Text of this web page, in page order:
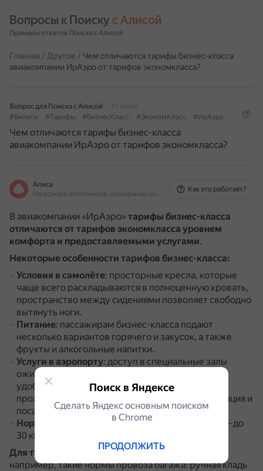
Вопросы к Поиску с Алисой
Примеры ответов Поиска с Алисой
Главная / Другое / Чем отличаются тарифы бизнес-класса
авиакомпании ИрАэро от тарифов экономкласса?
Вопрос для Поиска с Алисой
31 июля
#Билеты
#Тарифы #БизнесКласс #ЭкономКласс #ИрАэро
Чем отличаются тарифы бизнес-класса
авиакомпании ИрАэро от тарифов экономкласса?
Алиса
На основе источников, возможны неточности
Как это работает?
В авиакомпании «ИрАэро» тарифы бизнес-класса
отличаются от тарифов экономкласса уровнем
комфорта и предоставляемыми услугами.
Некоторые особенности тарифов бизнес-класса:
Условия в самолёте: просторные кресла, которые
чаще всего раскладываются в полноценную кровать,
пространство между сидениями позволяет свободно
вытянуть ноги.
Питание: пассажирам бизнес-класса подают
несколько вариантов горячего и закусок, а также
фрукты и алкогольные напитки.
Услуги в аэропорту: доступ в специальные залы
ожидания с бесплатным питанием, напитками и
удобными рабочими зонами, ускоренное
прохождение досмотра, приоритетная регистрация и
посадка.
Нормы провоза багажа: для бизнес-класса (С) — до
30 кг, для бизнес-класса (D) — два места до 30 кг.
Для тарифов экономклассапредусмотрены,
например, такие нормы провоза багажа: ручная кладь
Поиск в Яндексе
Сделать Яндекс основным поиском
в Сhrome
ПРОДОЛЖИТЬ